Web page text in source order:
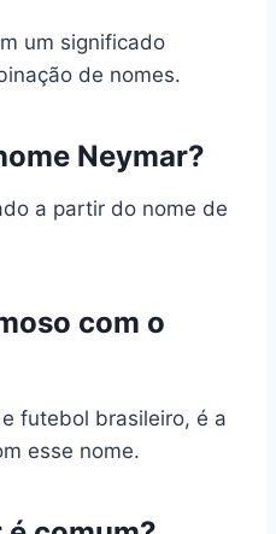
um significado
de nomes.
Neymar?
a partir do nome de
com o
futebol brasileiro, é a
esse nome.